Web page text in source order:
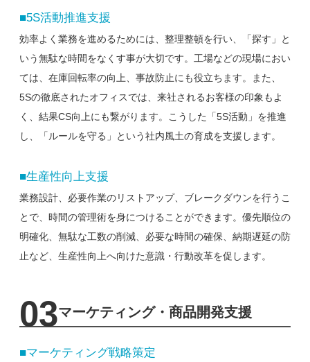
■5S活動推進支援
効率よく業務を進めるためには、整理整頓を行い、「探す」と
いう無駄な時間をなくす事が大切です。 工場などの現場におい
ては、在庫回転率の向上、事故防止にも役立ちます。また、
5Sの徹底されたオフィスでは、 来社されるお客様の印象もよ
く、結果CS向上にも繋がります。こうした「5S活動」を推進
し、「ルールを守る」と いう社内風土の育成を支援します。
■生産性向上支援
業務設計、必要作業のリストアップ、ブレークダウンを行うこ
とで、時間の管理術を身につけることができます。優先順位の
明確化、無駄な工数の削減、必要な時間の確保、納期遅延の防
止など、生産性向上へ向けた意識・行動改革を促します。
03マーケティング・商品開発支援
■マーケティング戦略策定